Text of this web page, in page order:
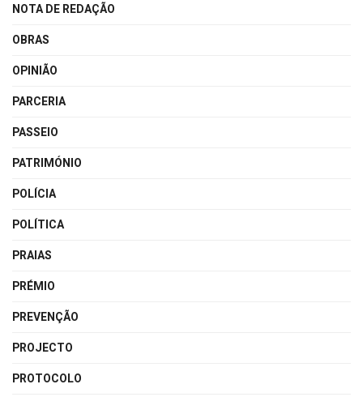
NOTA DE REDAÇÃO
OBRAS
OPINIÃO
PARCERIA
PASSEIO
PATRIMÓNIO
POLÍCIA
POLÍTICA
PRAIAS
PRÉMIO
PREVENÇÃO
PROJECTO
PROTOCOLO